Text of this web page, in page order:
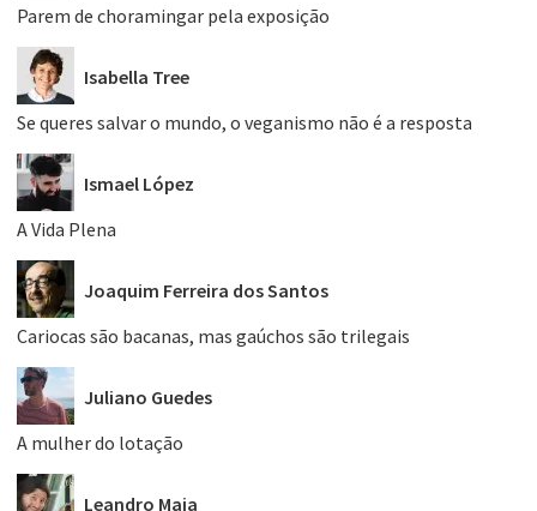
Parem de choramingar pela exposição
Isabella Tree
Se queres salvar o mundo, o veganismo não é a resposta
Ismael López
A Vida Plena
Joaquim Ferreira dos Santos
Cariocas são bacanas, mas gaúchos são trilegais
Juliano Guedes
A mulher do lotação
Leandro Maia